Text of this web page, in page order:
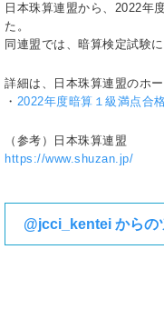
日本珠算連盟から、2022年
た。
同連盟では、暗算検定試験
詳細は、日本珠算連盟のホ
・ 2022年度暗算１級満点合
（参考）日本珠算連盟
https://www.shuzan.jp/
@jcci_kentei からの